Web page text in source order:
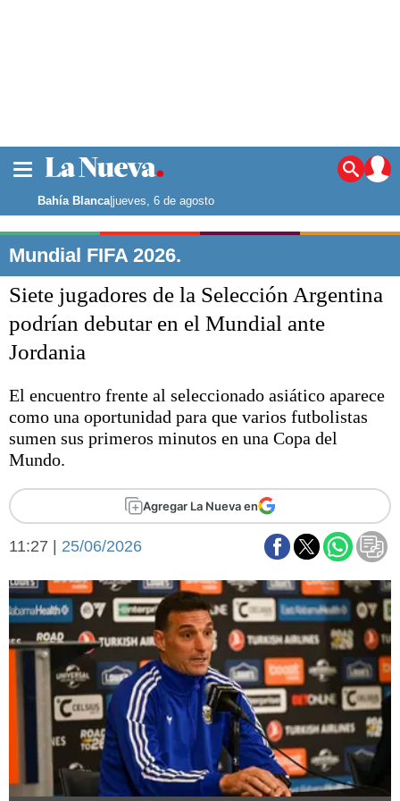
Noticias
La ciudad
Punta Alta
El país
El mundo
Seguridad
Liga del Sur
Básquetbol
Fútbol
Arte y cultura
Cines
Economía y campo
Economía y finanzas
Con el campo
Espacio empresas
Sociedad y tiempo
libre
Sociedad
Tecnología
Turismo
Salud
Es viral
El tiempo
Clasificados
Bahía Blanca|jueves, 6 de agosto
Mundial FIFA 2026.
Siete jugadores de la Selección Argentina
podrían debutar en el Mundial ante
Jordania
El encuentro frente al seleccionado asiático aparece
como una oportunidad para que varios futbolistas
sumen sus primeros minutos en una Copa del
Mundo.
Agregar La Nueva en
11:27 | 25/06/2026